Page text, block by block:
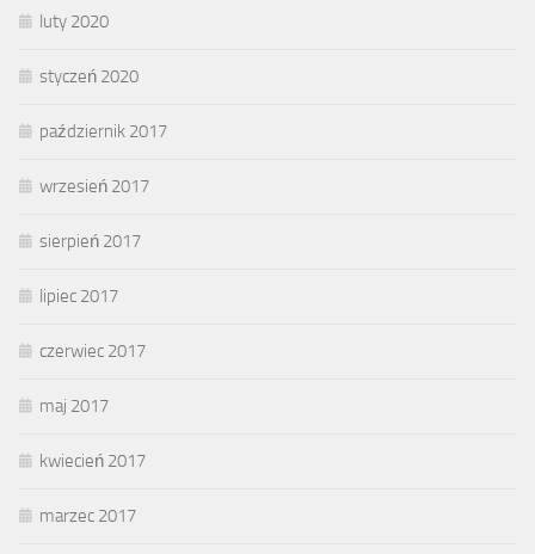
luty 2020
styczeń 2020
październik 2017
wrzesień 2017
sierpień 2017
lipiec 2017
czerwiec 2017
maj 2017
kwiecień 2017
marzec 2017